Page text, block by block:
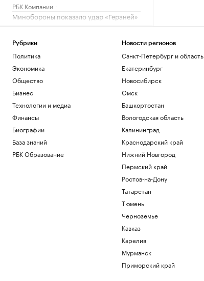
РБК Компании
Минобороны показало удар «Гераней»
по локомотиву и подстанции ВСУ
Александрова первой вышла в
четвертый круг «тысячника» WTA в
Балицкий сообщил об ударе дрона ВСУ
по рейсовому автобусу
Политика
Зачем экономике России нужна
РБК и Петербургская Биржа
Посольство Украины сообщило о
повреждении украинского памятника в
Бывший сотрудник Google запустил
сервис, пародирующий работу чат-
Рубрики
Политика
Экономика
Общество
Бизнес
Технологии и медиа
Финансы
Биографии
База знаний
РБК Образование
Новости регионов
Санкт-Петербург и область
Екатеринбург
Новосибирск
Омск
Башкортостан
Вологодская область
Калининград
Краснодарский край
Нижний Новгород
Пермский край
Ростов-на-Дону
Татарстан
Тюмень
Черноземье
Кавказ
Карелия
Мурманск
Приморский край